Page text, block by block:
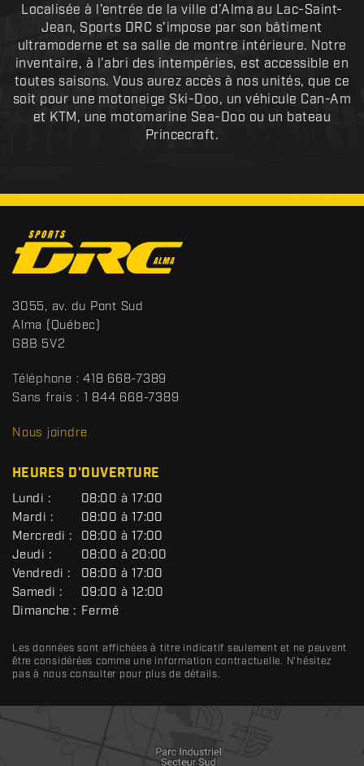
Localisée à l’entrée de la ville d’Alma au Lac-Saint-
Jean, Sports DRC s’impose par son bâtiment
ultramoderne et sa salle de montre intérieure. Notre
inventaire, à l’abri des intempéries, est accessible en
toutes saisons. Vous aurez accès à nos unités, que ce
soit pour une motoneige Ski-Doo, un véhicule Can-Am
et KTM, une motomarine Sea-Doo ou un bateau
Princecraft.
o
n
t
a
c
t
S
p
o
t
s
R
3055, av. du Pont Sud
Alma (Québec)
G8B 5V2
Téléphone : 418 668-7389
Sans frais : 1 844 668-7389
Nous joindre
HEURES D'OUVERTURE
G
É
N
É
R
A
L
Lundi :
08:00 à 17:00
Mardi :
08:00 à 17:00
Mercredi :
08:00 à 17:00
Jeudi :
08:00 à 20:00
Vendredi :
08:00 à 17:00
Samedi :
09:00 à 12:00
Dimanche : Fermé
Les données sont affichées à titre indicatif seulement et ne peuvent
être considérées comme une information contractuelle. N'hésitez
pas à nous consulter pour plus de détails.